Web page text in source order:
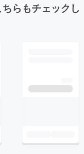
らもチェックし